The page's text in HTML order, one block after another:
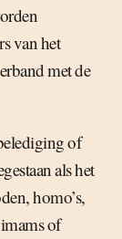
van het
met de
of
als het
homo’s,
of